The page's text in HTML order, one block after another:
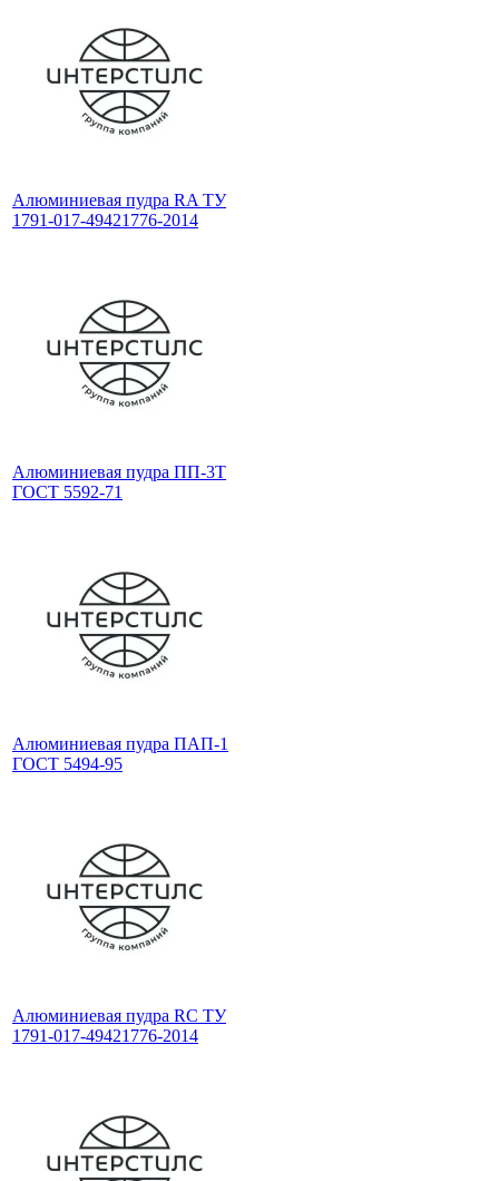
Алюминиевая пудра RA ТУ
1791-017-49421776-2014
Алюминиевая пудра ПП-3Т
ГОСТ 5592-71
Алюминиевая пудра ПАП-1
ГОСТ 5494-95
Алюминиевая пудра RC ТУ
1791-017-49421776-2014